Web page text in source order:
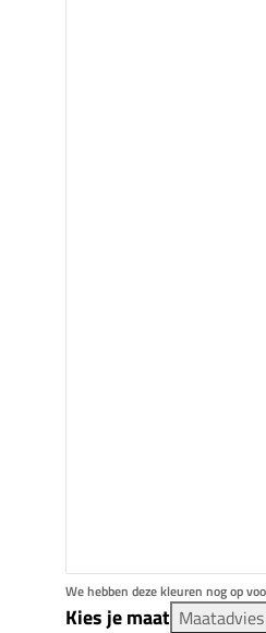
We hebben deze kleuren nog op
Kies je maat Maatadvies